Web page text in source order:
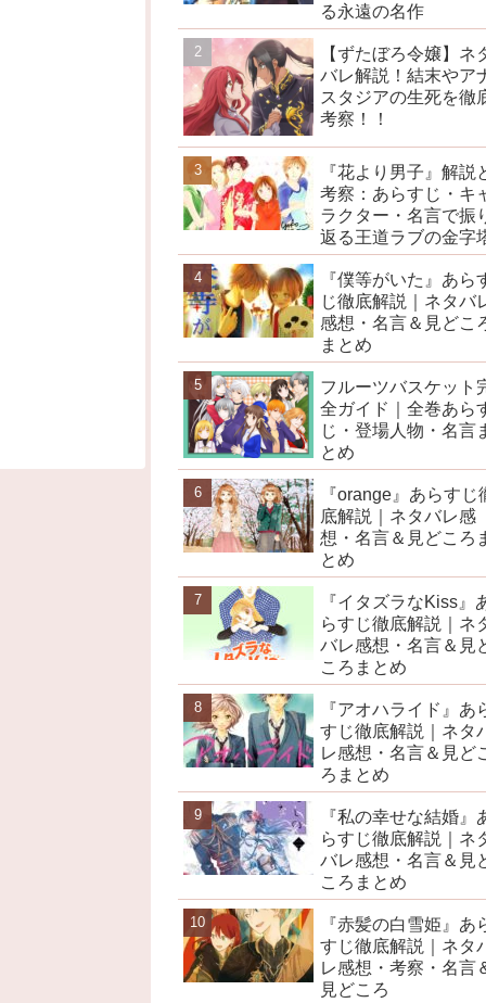
る永遠の名作
【ずたぼろ令嬢】ネ
バレ解説！結末やア
スタジアの生死を徹
考察！！
『花より男子』解説
考察：あらすじ・キ
ラクター・名言で振
返る王道ラブの金字
『僕等がいた』あら
じ徹底解説｜ネタバ
感想・名言＆見どこ
まとめ
フルーツバスケット
全ガイド｜全巻あら
じ・登場人物・名言
とめ
『orange』あらすじ
底解説｜ネタバレ感
想・名言＆見どころ
とめ
『イタズラなKiss』
らすじ徹底解説｜ネ
バレ感想・名言＆見
ころまとめ
『アオハライド』あ
すじ徹底解説｜ネタ
レ感想・名言＆見ど
ろまとめ
『私の幸せな結婚』
らすじ徹底解説｜ネ
バレ感想・名言＆見
ころまとめ
『赤髪の白雪姫』あ
すじ徹底解説｜ネタ
レ感想・考察・名言
見どころ